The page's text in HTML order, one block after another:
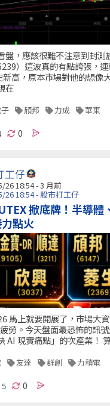
盤，應該很難不注意到封測
）這波真的有點誇張，
高，原本市場對他的想像
在
頎邦 力成 華東
0
工仔
26 18:54 - 3 月前
26 18:54 - 股市打工仔
掀底牌！半導體
點火
馬上就要開展了，市場大
勞。今天盤面最恐怖的訊
AI 現實痛點」的次產業！
友達 群創 力積電
0